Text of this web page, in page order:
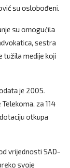
su oslobođeni.
su omogućila
sestra
tužila medije koji
je 2005.
za 114
otkupa
vrijednosti SAD-
svoje